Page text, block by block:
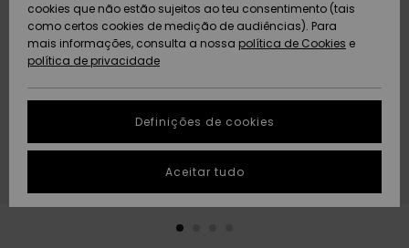
Artigos
recém-
chegados
Coleções
Artigos
recém-
chegados
Highlights
Community
AJUDA
Protecção de
dados
Guia de
tamanhos
conversa para
obteres a
resposta mais
rápida à tua
SUSTAINABILITY
PRESENTE
cookies que não estão sujeitos ao teu consentimento (tais
como certos cookies de medição de audiências). Para
mais informações, consulta a nossa política de Cookies e
política de privacidade
Definições de cookies
Aceitar tudo